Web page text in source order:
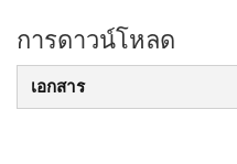
การดาวน์โหลด
เอกสาร